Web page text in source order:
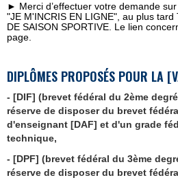
► Merci d’effectuer votre demande
"JE M'INCRIS EN LIGNE", au plus tard
DE SAISON SPORTIVE. Le lien
page.
DIPLÔMES PROPOSÉS POUR LA
- [DIF] (brevet fédéral du 2ème
réserve de disposer du brevet
d'enseignant [DAF] et d'un grade
technique,
- [DPF] (brevet fédéral du 3ème
réserve de disposer du brevet